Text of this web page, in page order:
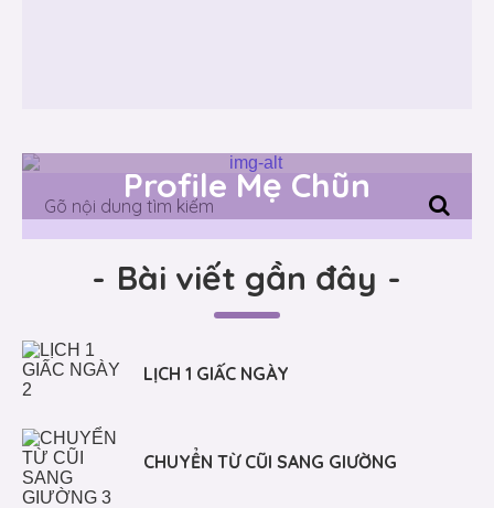
Profile Mẹ Chũn
- Bài viết gần đây -
LỊCH 1 GIẤC NGÀY
CHUYỂN TỪ CŨI SANG GIƯỜNG